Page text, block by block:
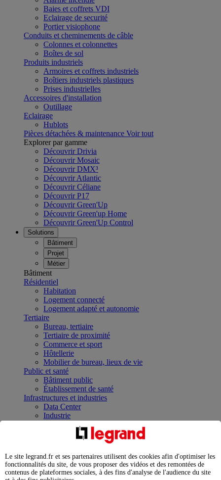
Baies et coffrets VDI
Eclairage de securité
Portier visiophone
Conduits et cheminements de câble
Colonnes et colonnettes
Boîtes de sol
Produits industriels
Armoires et coffrets industriels
Boîtiers industriels plastiques
Prises industrielles
Accessoires d'installation
Outillage
Eclairage
Hublots
Pièces détachées & maintenance Voir tout
Explorer par gamme
Découvrir Drivia
Découvrir Mosaic
Découvrir DMX³
Découvrir Atlantic
Découvrir Céliane
Découvrir P17
Découvrir Green'Up
Découvrir Green'up Home
Découvrir Green'Up Control
Solutions
Bâtiment
Projet
Métier
Bâtiment
Résidentiel
Habitation
Logement connecté
Logement adapté et autonomie
Tertiaire
Bureau, tertiaire
Tertiaire de proximité
Commerce et sport
Hôtellerie
Mobilier de bureau, lieux de vie
Public et santé
Bâtiment public
Établissement de santé
Infrastructures et industries
Data Center
Industrie
Infrastructures
Contrôler et planifier le fonctionnement des appareils
Répartir et optimiser son tableau électrique
Legrand Data Center Solutions : concentrer les
expertises au service de vos performances
Le site legrand.fr et ses partenaires utilisent des cookies afin d'optimiser les
fonctionnalités du site, de vous proposer des vidéos et des remontées de
contenus de plateformes sociales, à des fins d'analyse de l'audience du site